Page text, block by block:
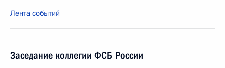
Лента событий
Заседание коллегии ФСБ России